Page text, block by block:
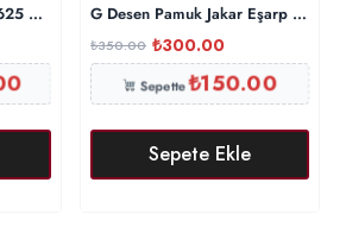
– Lila G Desen Pamuk Jakar Eşarp 10442
₺350.00 ₺300.00
Sepette₺150.00
Sepete Ekle